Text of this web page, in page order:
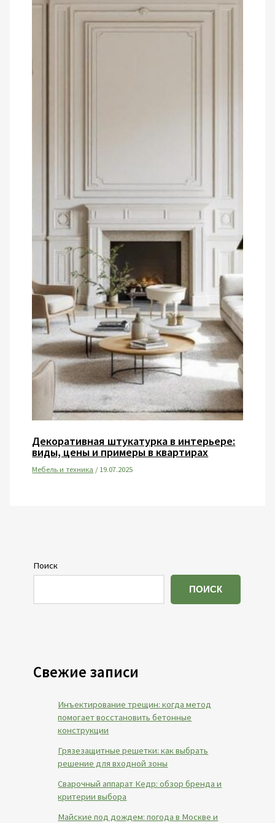
Декоративная штукатурка в интерьере:
виды, цены и примеры в квартирах
Мебель и техника /19.07.2025
Поиск
ПОИСК
Свежие записи
Инъектирование трещин: когда метод
помогает восстановить бетонные
конструкции
Грязезащитные решетки: как выбрать
решение для входной зоны
Сварочный аппарат Кедр: обзор бренда и
критерии выбора
Майские под дождем: погода в Москве и